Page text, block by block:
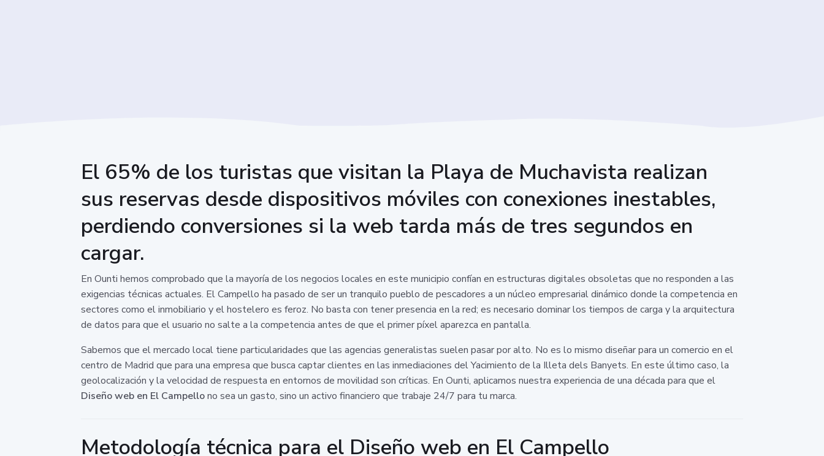
El 65% de los turistas que visitan la Playa de Muchavista realizan
sus reservas desde dispositivos móviles con conexiones inestables,
perdiendo conversiones si la web tarda más de tres segundos en
cargar.
En Ounti hemos comprobado que la mayoría de los negocios locales en este municipio confían en estructuras digitales obsoletas que no responden a las
exigencias técnicas actuales. El Campello ha pasado de ser un tranquilo pueblo de pescadores a un núcleo empresarial dinámico donde la competencia en
sectores como el inmobiliario y el hostelero es feroz. No basta con tener presencia en la red; es necesario dominar los tiempos de carga y la arquitectura
de datos para que el usuario no salte a la competencia antes de que el primer píxel aparezca en pantalla.
Sabemos que el mercado local tiene particularidades que las agencias generalistas suelen pasar por alto. No es lo mismo diseñar para un comercio en el
centro de Madrid que para una empresa que busca captar clientes en las inmediaciones del Yacimiento de la Illeta dels Banyets. En este último caso, la
geolocalización y la velocidad de respuesta en entornos de movilidad son críticas. En Ounti, aplicamos nuestra experiencia de una década para que el
Diseño web en El Campellono sea un gasto, sino un activo financiero que trabaje 24/7 para tu marca.
Metodología técnica para el Diseño web en El Campello